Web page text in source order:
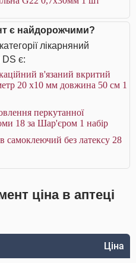
є найдорожчими?
лікарняний
DS є:
в'язаний вкритий
20 х10 мм довжина 50 см 1
перкутанної
18 за Шар'єром 1 набір
самоклеючий без латексу 28
ціна в аптеці
Ціна